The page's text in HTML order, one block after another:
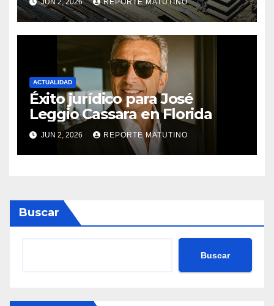
revoluciona eficiencia en
proyectos modernos
ACTUALIDAD
Éxito jurídico para José
Leggio Cassara en Florida
JUN 2, 2026 REPORTE MATUTINO
Buscar
Buscar